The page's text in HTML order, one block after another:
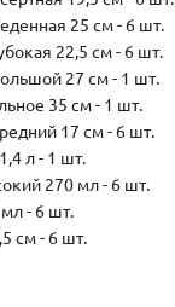
25 см - 6 шт.
22,5 см - 6 шт.
27 см - 1 шт.
35 см - 1 шт.
17 см - 6 шт.
л - 1 шт.
270 мл - 6 шт.
- 6 шт.
см - 6 шт.